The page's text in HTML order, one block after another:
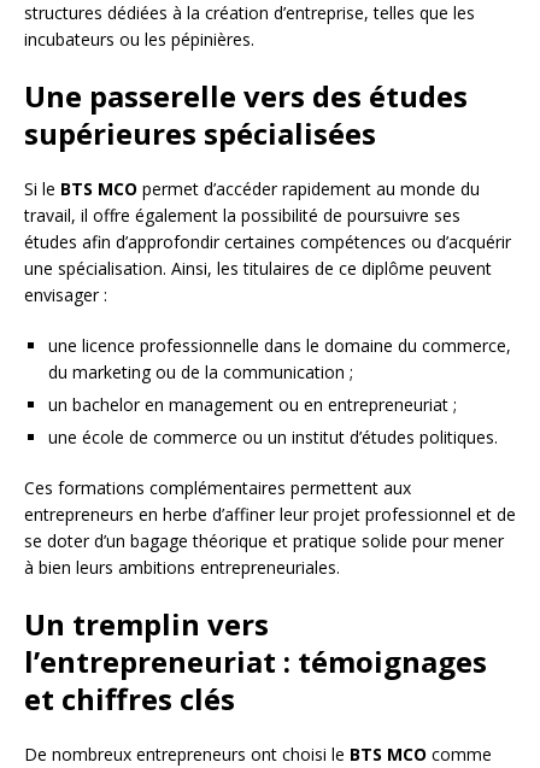
structures dédiées à la création d’entreprise, telles que les
incubateurs ou les pépinières.
Une passerelle vers des études
supérieures spécialisées
Si le BTS MCO permet d’accéder rapidement au monde du
travail, il offre également la possibilité de poursuivre ses
études afin d’approfondir certaines compétences ou d’acquérir
une spécialisation. Ainsi, les titulaires de ce diplôme peuvent
envisager :
une licence professionnelle dans le domaine du commerce,
du marketing ou de la communication ;
un bachelor en management ou en entrepreneuriat ;
une école de commerce ou un institut d’études politiques.
Ces formations complémentaires permettent aux
entrepreneurs en herbe d’affiner leur projet professionnel et de
se doter d’un bagage théorique et pratique solide pour mener
à bien leurs ambitions entrepreneuriales.
Un tremplin vers
l’entrepreneuriat : témoignages
et chiffres clés
De nombreux entrepreneurs ont choisi le BTS MCO comme